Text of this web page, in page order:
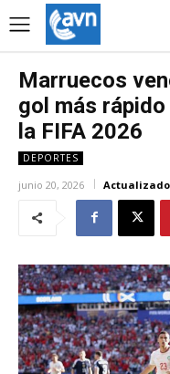
Marruecos
gol más
la FIFA 2026
DEPORTES
junio 20, 2026